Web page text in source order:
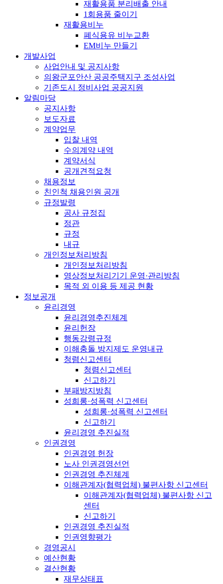
재활용품 분리배출 안내
1회용품 줄이기
재활용비누
폐식용유 비누교환
EM비누 만들기
개발사업
사업안내 및 공지사항
의왕군포안산 공공주택지구 조성사업
기존도시 정비사업 공공지원
알림마당
공지사항
보도자료
계약업무
입찰 내역
수의계약 내역
계약서식
공개견적요청
채용정보
친인척 채용인원 공개
규정발령
공사 규정집
정관
규정
내규
개인정보처리방침
개인정보처리방침
영상정보처리기기 운영·관리방침
목적 외 이용 등 제공 현황
정보공개
윤리경영
윤리경영추진체계
윤리헌장
행동강령규정
이해충돌 방지제도 운영내규
청렴신고센터
청렴신고센터
신고하기
부패방지방침
성희롱·성폭력 신고센터
성희롱·성폭력 신고센터
신고하기
윤리경영 추진실적
인권경영
인권경영 헌장
노사 인권경영선언
인권경영 추진체계
이해관계자(협력업체) 불편사항 신고센터
이해관계자(협력업체) 불편사항 신고
센터
신고하기
인권경영 추진실적
인권영향평가
경영공시
예산현황
결산현황
재무상태표